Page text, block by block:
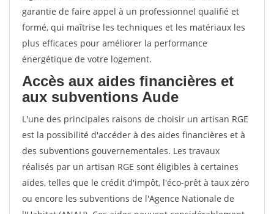
garantie de faire appel à un professionnel qualifié et
formé, qui maîtrise les techniques et les matériaux les
plus efficaces pour améliorer la performance
énergétique de votre logement.
Accès aux aides financières et
aux subventions Aude
L'une des principales raisons de choisir un artisan RGE
est la possibilité d'accéder à des aides financières et à
des subventions gouvernementales. Les travaux
réalisés par un artisan RGE sont éligibles à certaines
aides, telles que le crédit d'impôt, l'éco-prêt à taux zéro
ou encore les subventions de l'Agence Nationale de